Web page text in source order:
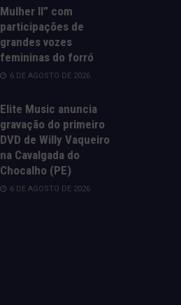
Mulher II” com
participações de
grandes vozes
femininas do forró
6 DE AGOSTO DE 2026
Elite Music anuncia
gravação do primeiro
DVD de Willy Vaqueiro
na Cavalgada do
Chocalho (PE)
6 DE AGOSTO DE 2026